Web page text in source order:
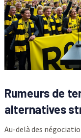
Rumeurs de
alternatives
Au-delà des